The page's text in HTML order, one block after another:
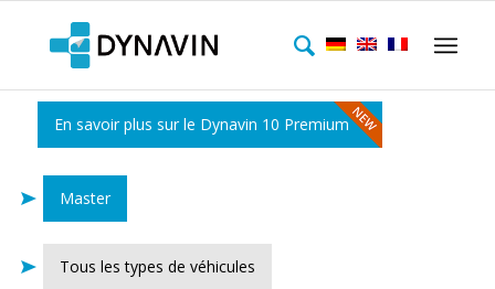
En savoir plus sur le Dynavin 10 Premium
Master
Tous les types de véhicules